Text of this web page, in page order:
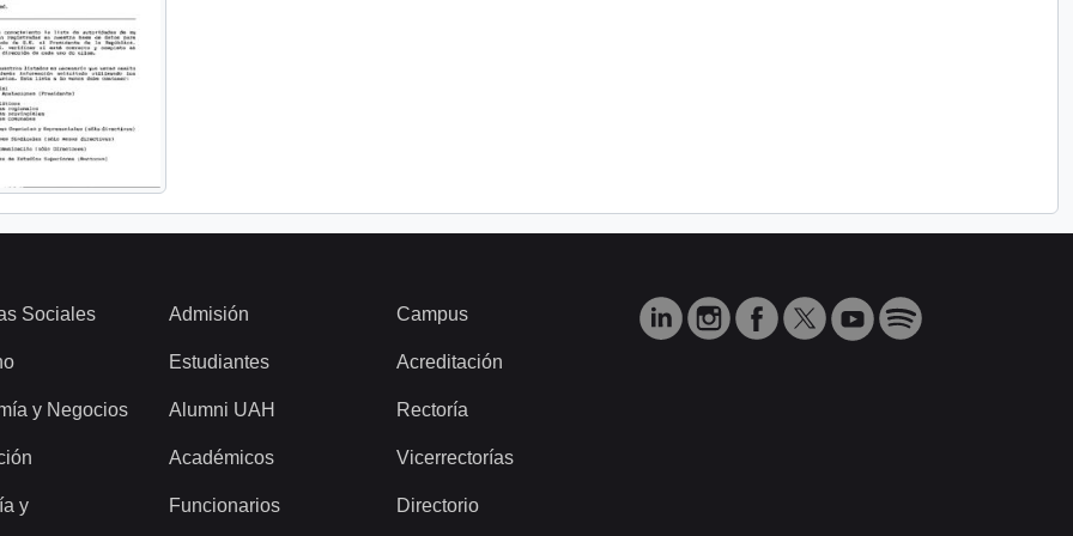
Sociales
y Negocios
y
Admisión
Estudiantes
Alumni UAH
Académicos
Funcionarios
Campus
Acreditación
Rectoría
Vicerrectorías
Directorio